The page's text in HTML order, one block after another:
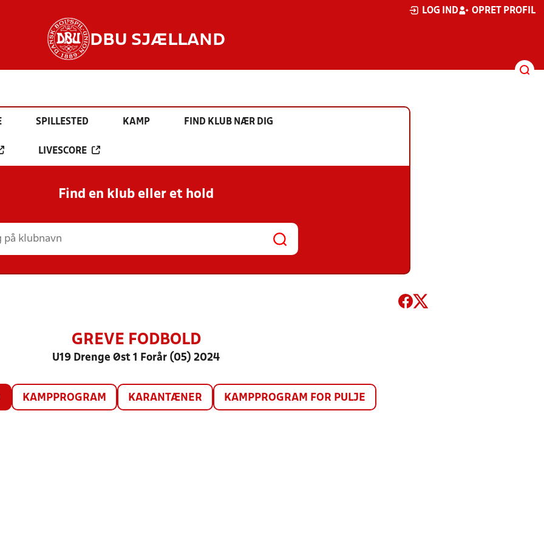
LOG IND OPRET PROFIL
DBU SJÆLLAND
SPILLESTED KAMP FIND KLUB NÆR DIG
LIVESCORE
Find en klub eller et hold
GREVE FODBOLD
U19 Drenge Øst 1 Forår (05) 2024
KAMPPROGRAM KARANTÆNER KAMPPROGRAM FOR PULJE